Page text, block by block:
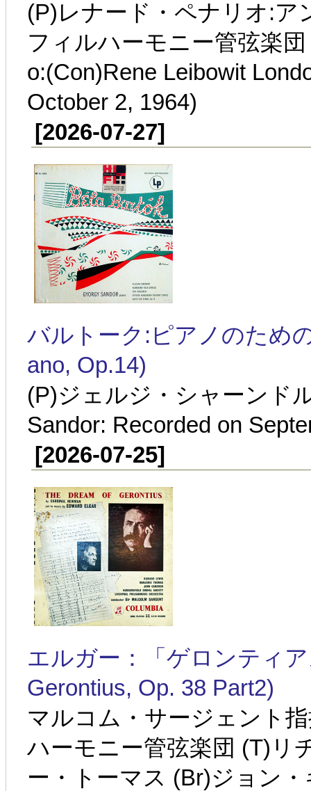
(P)レナード・ペナリオ:ア
フィルハーモニー管弦楽
o:(Con)Rene Leibowit
October 2, 1964)
[2026-07-27]
バルトーク:ピアノのため
ano, Op.14)
(P)ジェルジ・シャーンド
Sandor: Recorded on
[2026-07-25]
エルガー：「ゲロンティ
Gerontius, Op. 38 Part2)
マルコム・サージェント
ハーモニー管弦楽団 (T)リ
ー・トーマス (Br)ジョン